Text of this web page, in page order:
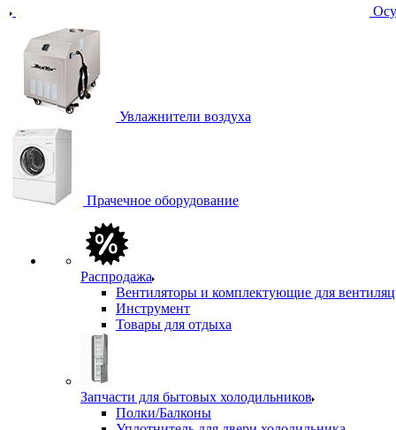
Увлажнители воздуха
Прачечное оборудование
Распродажа
Вентиляторы и комплектующие для
Инструмент
Товары для отдыха
Запчасти для бытовых холодильников
Полки/Балконы